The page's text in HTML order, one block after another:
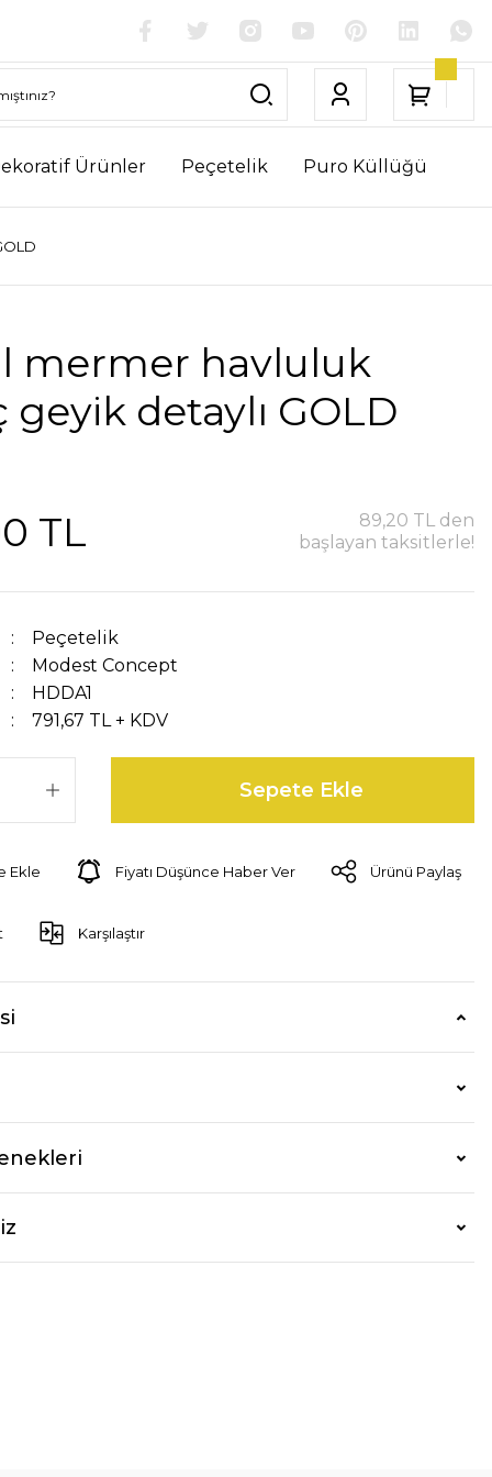
Ürünler Peçetelik Puro Küllüğü
mermer havluluk
geyik detaylı GOLD
TL
89,20 TL den
başlayan taksitlerle!
Peçetelik
Modest Concept
HDDA1
791,67 TL + KDV
Sepete Ekle
Fiyatı Düşünce Haber Ver Ürünü Paylaş
Karşılaştır